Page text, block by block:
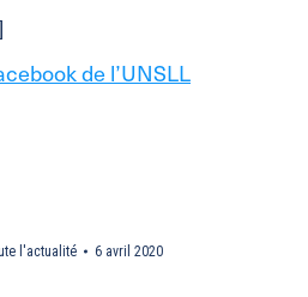
de l’UNSLL
l'actualité 6 avril 2020